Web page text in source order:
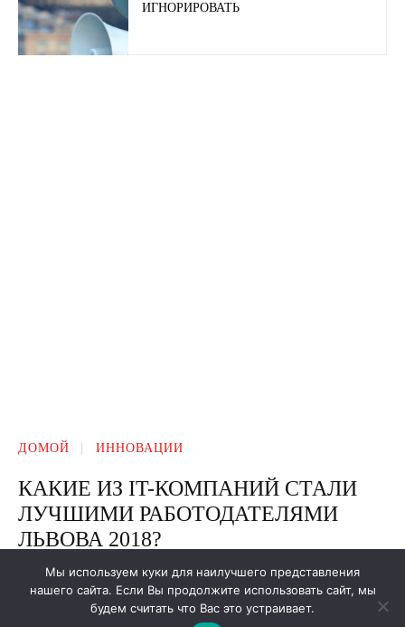
ИГНОРИРОВАТЬ
Мы используем куки для наилучшего представления
нашего сайта. Если Вы продолжите использовать сайт, мы
будем считать что Вас это устраивает.